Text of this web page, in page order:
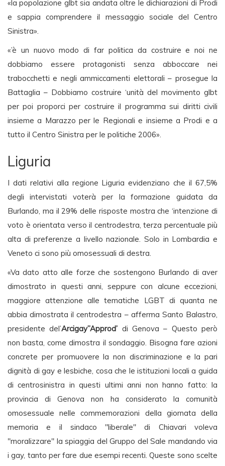
«la popolazione glbt sia andata oltre le dichiarazioni di Prodi
e sappia comprendere il messaggio sociale del Centro
Sinistra».
«’è un nuovo modo di far politica da costruire e noi ne
dobbiamo essere protagonisti senza abboccare nei
trabocchetti e negli ammiccamenti elettorali – prosegue la
Battaglia – Dobbiamo costruire ‘unità del movimento glbt
per poi proporci per costruire il programma sui diritti civili
insieme a Marazzo per le Regionali e insieme a Prodi e a
tutto il Centro Sinistra per le politiche 2006».
Liguria
I dati relativi alla regione Liguria evidenziano che il 67,5%
degli intervistati voterà per la formazione guidata da
Burlando, ma il 29% delle risposte mostra che ‘intenzione di
voto è orientata verso il centrodestra, terza percentuale più
alta di preferenze a livello nazionale. Solo in Lombardia e
Veneto ci sono più omosessuali di destra.
«Va dato atto alle forze che sostengono Burlando di aver
dimostrato in questi anni, seppure con alcune eccezioni,
maggiore attenzione alle tematiche LGBT di quanta ne
abbia dimostrata il centrodestra – afferma Santo Balastro,
presidente del’Arcigay”Approd’ di Genova – Questo però
non basta, come dimostra il sondaggio. Bisogna fare azioni
concrete per promuovere la non discriminazione e la pari
dignità di gay e lesbiche, cosa che le istituzioni locali a guida
di centrosinistra in questi ultimi anni non hanno fatto: la
provincia di Genova non ha considerato la comunità
omosessuale nelle commemorazioni della giornata della
memoria e il sindaco "liberale" di Chiavari voleva
"moralizzare" la spiaggia del Gruppo del Sale mandando via
i gay, tanto per fare due esempi recenti. Queste sono scelte